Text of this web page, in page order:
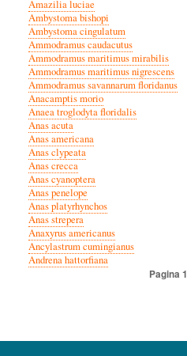
Amazilia luciae
Ambystoma bishopi
Ambystoma cingulatum
Ammodramus caudacutus
Ammodramus maritimus mirabilis
Ammodramus maritimus nigrescens
Ammodramus savannarum floridanus
Anacamptis morio
Anaea troglodyta floridalis
Anas acuta
Anas americana
Anas clypeata
Anas crecca
Anas cyanoptera
Anas penelope
Anas platyrhynchos
Anas strepera
Anaxyrus americanus
Ancylastrum cumingianus
Andrena hattorfiana
Pagina 1